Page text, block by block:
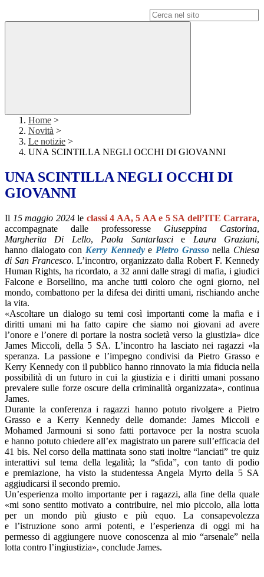
Home >
Novità >
Le notizie >
UNA SCINTILLA NEGLI OCCHI DI GIOVANNI
UNA SCINTILLA NEGLI OCCHI DI
GIOVANNI
Il 15 maggio 2024le classi 4 AA, 5 AA e 5 SA dell’ITE Carrara,
accompagnate dalle professoresse Giuseppina Castorina,
Margherita Di Lello, Paola Santarlascie Laura Graziani,
hanno dialogato con Kerry Kennedye Pietro Grassonella Chiesa
di San Francesco. L’incontro, organizzato dalla Robert F. Kennedy
Human Rights, ha ricordato, a 32 anni dalle stragi di mafia, i giudici
Falcone e Borsellino, ma anche tutti coloro che ogni giorno, nel
mondo, combattono per la difesa dei diritti umani, rischiando anche
la vita.
«Ascoltare un dialogo su temi così importanti come la mafia e i
diritti umani mi ha fatto capire che siamo noi giovani ad avere
l’onore e l’onere di portare la nostra società verso la giustizia» dice
James Miccoli, della 5 SA. L’incontro ha lasciato nei ragazzi «la
speranza. La passione e l’impegno condivisi da Pietro Grasso e
Kerry Kennedy con il pubblico hanno rinnovato la mia fiducia nella
possibilità di un futuro in cui la giustizia e i diritti umani possano
prevalere sulle forze oscure della criminalità organizzata», continua
James.
Durante la conferenza i ragazzi hanno potuto rivolgere a Pietro
Grasso e a Kerry Kennedy delle domande: James Miccoli e
Mohamed Jarmouni si sono fatti portavoce per la nostra scuola
e hanno potuto chiedere all’ex magistrato un parere sull’efficacia del
41 bis. Nel corso della mattinata sono stati inoltre “lanciati” tre quiz
interattivi sul tema della legalità; la “sfida”, con tanto di podio
e premiazione, ha visto la studentessa Angela Myrto della 5 SA
aggiudicarsi il secondo premio.
Un’esperienza molto importante per i ragazzi, alla fine della quale
«mi sono sentito motivato a contribuire, nel mio piccolo, alla lotta
per un mondo più giusto e più equo. La consapevolezza
e l’istruzione sono armi potenti, e l’esperienza di oggi mi ha
permesso di aggiungere nuove conoscenza al mio “arsenale” nella
lotta contro l’ingiustizia», conclude James.